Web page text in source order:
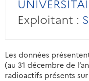
Exploitant :
Les données
(au 31 décembre de
radioactifs présents